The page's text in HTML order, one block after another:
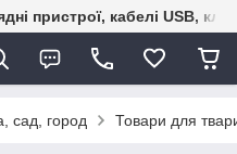
пристрої, кабелі USB,
сад, город Товари для